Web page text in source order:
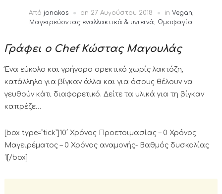
Από jonakos on 27 Αυγούστου 2018 in Vegan,
Μαγειρεύοντας εναλλακτικά & υγιεινά, Ωμοφαγία
Γράφει ο Chef Κώστας Μαγουλάς
Ένα εύκολο και γρήγορο ορεκτικό χωρίς λακτόζη,
κατάλληλο για βίγκαν άλλα και για όσους θέλουν να
γευθούν κάτι διαφορετικό. Δείτε τα υλικά για τη βίγκαν
καπρέζε…
[box type=”tick”]10΄ Χρόνος Προετοιμασίας – 0 Χρόνος
Μαγειρέματος – 0 Χρόνος αναμονής- Βαθμός δυσκολίας
1[/box]